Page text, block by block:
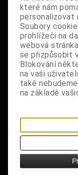
Svazek -
levandule
Dodání dny:
které nám
personalizovat
Soubory
prohlížeči na
webová
se přizpůsobit
Blokování
na vaši
také
na základě